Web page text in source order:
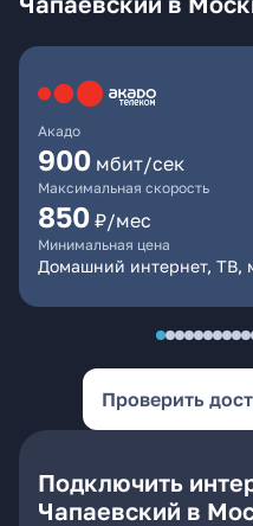
Акадо
900 мбит/сек
Максимальная скорость
850 ₽/мес
Минимальная цена
Домашний интернет, ТВ,
Проверить
Подключить
Чапаевский в